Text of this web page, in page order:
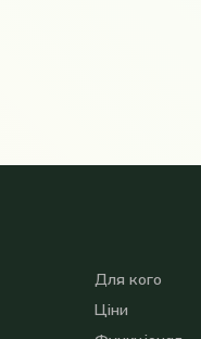
Для кого
Ціни